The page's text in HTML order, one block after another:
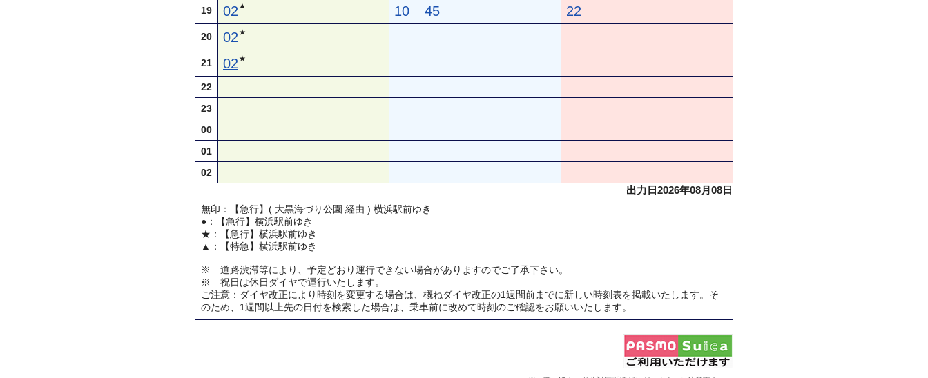
19 02 ▲ 10 45 22
20 02 ★
21 02 ★
22
23
00
01
02
出力日2026年08月08日
無印：【急行】( 大黒海づり公園 経由 ) 横浜駅前ゆき
●：【急行】横浜駅前ゆき
★：【急行】横浜駅前ゆき
▲：【特急】横浜駅前ゆき
※ 道路渋滞等により、予定どおり運行できない場合がありますのでご了承下さい。
※ 祝日は休日ダイヤで運行いたします。
ご注意：ダイヤ改正により時刻を変更する場合は、概ねダイヤ改正の1週間前までに新しい時刻表を掲載いたします。そ
のため、1週間以上先の日付を検索した場合は、乗車前に改めて時刻のご確認をお願いいたします。